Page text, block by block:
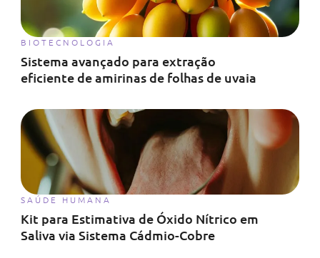
Sistema avançado para extração
eficiente de amirinas de folhas de uvaia
BIOTECNOLOGIA
Kit para Estimativa de Óxido Nítrico em
Saliva via Sistema Cádmio-Cobre
SAÚDE HUMANA